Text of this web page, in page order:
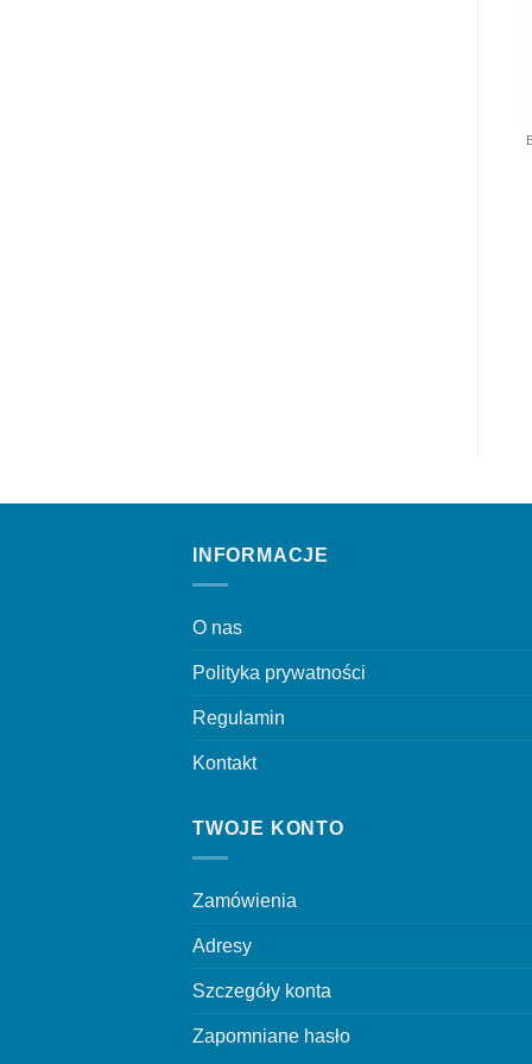
INFORMACJE
O nas
Polityka prywatności
Regulamin
Kontakt
TWOJE KONTO
Zamówienia
Adresy
Szczegóły konta
Zapomniane hasło